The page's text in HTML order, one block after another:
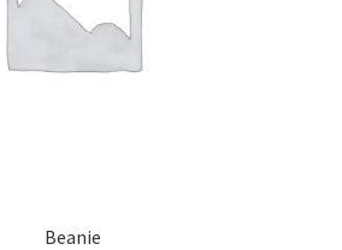
Beanie